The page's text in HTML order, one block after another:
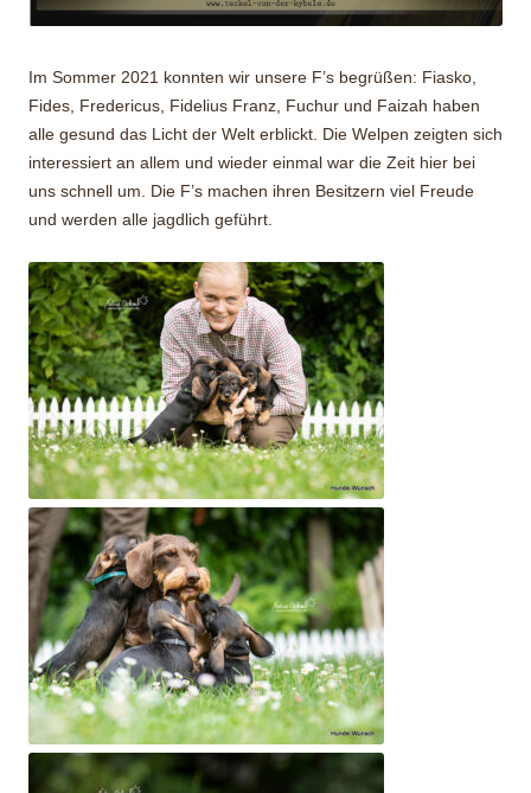
Im Sommer 2021 konnten wir unsere F’s begrüßen: Fiasko,
Fides, Fredericus, Fidelius Franz, Fuchur und Faizah haben
alle gesund das Licht der Welt erblickt. Die Welpen zeigten sich
interessiert an allem und wieder einmal war die Zeit hier bei
uns schnell um. Die F’s machen ihren Besitzern viel Freude
und werden alle jagdlich geführt.